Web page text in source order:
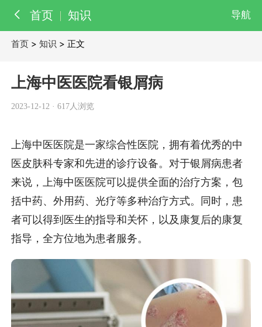
首页 知识 导航
首页 >知识 > 正文
上海中医医院看银屑病
2023-12-12 · 617人浏览
上海中医医院是一家综合性医院，拥有着优秀的中
医皮肤科专家和先进的诊疗设备。对于银屑病患者
来说，上海中医医院可以提供全面的治疗方案，包
括中药、外用药、光疗等多种治疗方式。同时，患
者可以得到医生的指导和关怀，以及康复后的康复
指导，全方位地为患者服务。